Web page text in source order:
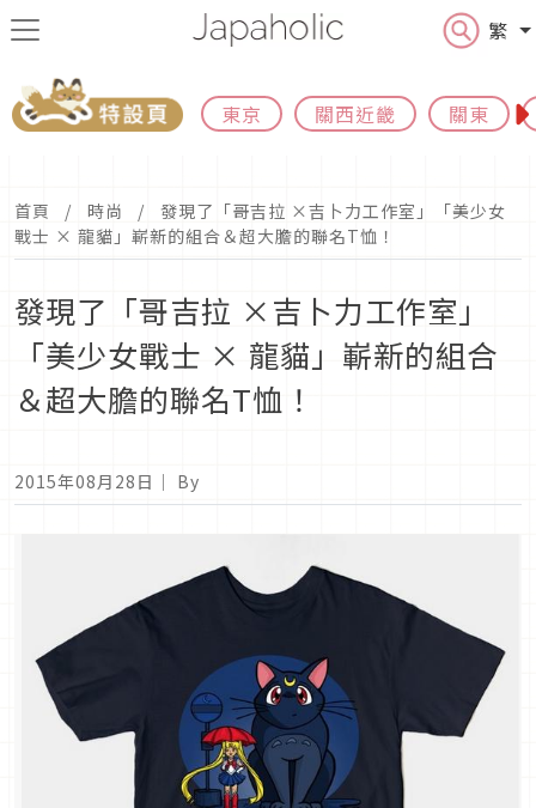
繁
東京 關西近畿 關東
首頁 時尚
發現了「哥吉拉 ×吉卜力工作室」「美少女
戰士 × 龍貓」嶄新的組合＆超大膽的聯名T恤！
發現了「哥吉拉 ×吉卜力工作室」
「美少女戰士 × 龍貓」嶄新的組合
＆超大膽的聯名T恤！
2015年08月28日 ｜ By